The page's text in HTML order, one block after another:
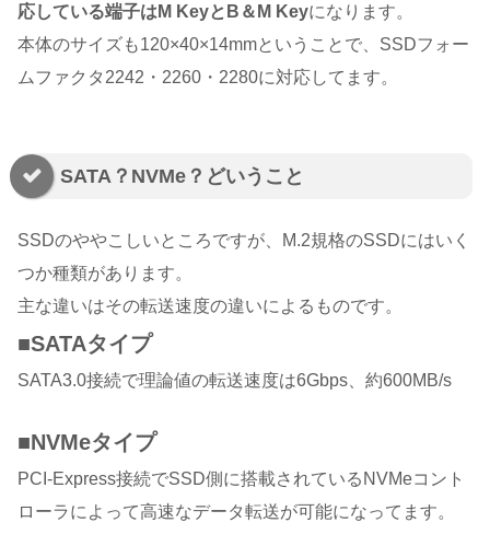
応している端子はM KeyとB＆M Keyになります。
本体のサイズも120×40×14mmということで、SSDフォー
ムファクタ2242・2260・2280に対応してます。
SATA？NVMe？どいうこと
SSDのややこしいところですが、M.2規格のSSDにはいく
つか種類があります。
主な違いはその転送速度の違いによるものです。
■SATAタイプ
SATA3.0接続で理論値の転送速度は6Gbps、約600MB/s
■NVMeタイプ
PCI-Express接続でSSD側に搭載されているNVMeコント
ローラによって高速なデータ転送が可能になってます。